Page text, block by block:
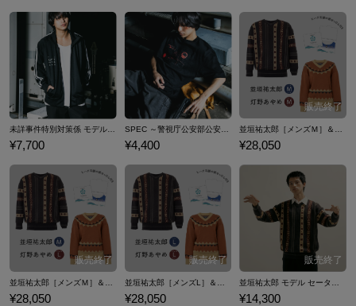
未詳事件特別対策係 モデル ジャージ SPEC ～警視庁公安部公安第五課 未詳事件特別対策係事件簿～
¥7,700
SPEC ～警視庁公安部公安第五課 未詳事件特別対策係事件簿～ モデル Tシャツ
¥4,400
並垣祐太郎［メンズＭ］＆灯野あやめ［レディースＭ］ セーター２種セット（ヒハク石鹸紙せっけん付き） パラノマサイト FILE23 本所七不思議
¥28,050
¥28,050 ¥28,050 ¥14,300